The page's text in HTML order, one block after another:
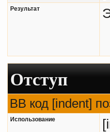
Результат
Отступ
BB код [indent]
Использование